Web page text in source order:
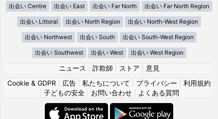
出会い Centre 出会い East 出会い Far North 出会い Far North Region
出会い Littoral 出会い North Region 出会い North-West Region
出会い Northwest 出会い South 出会い South-West Region
出会い Southwest 出会い West 出会い West Region
ニュース 詐欺師 ストア
意見
Cookie & GDPR
広告 私たちについて プライバシー
利用規約
子どもの安全| お問い合わせ| よくある質問